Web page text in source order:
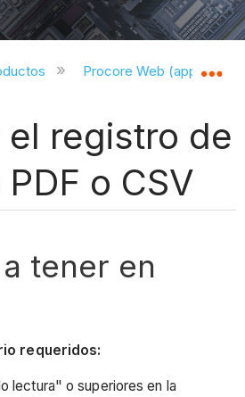
jerarquía global
Procore Web
el registro de
o CSV
tener en
requeridos:
lectura" o superiores en la